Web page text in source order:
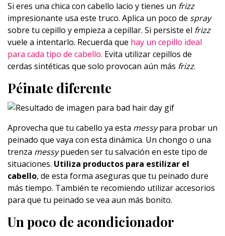
Si eres una chica con cabello lacio y tienes un frizz
impresionante usa este truco. Aplica un poco de spray
sobre tu cepillo y empieza a cepillar. Si persiste el frizz
vuele a intentarlo. Recuerda que hay un cepillo ideal
para cada tipo de cabello. Evita utilizar cepillos de
cerdas sintéticas que solo provocan aún más frizz.
Péinate diferente
Aprovecha que tu cabello ya esta messypara probar un
peinado que vaya con esta dinámica. Un chongo o una
trenza messypueden ser tu salvación en este tipo de
situaciones. Utiliza productos para estilizar el
cabello, de esta forma aseguras que tu peinado dure
más tiempo. También te recomiendo utilizar accesorios
para que tu peinado se vea aun más bonito.
Un poco de acondicionador